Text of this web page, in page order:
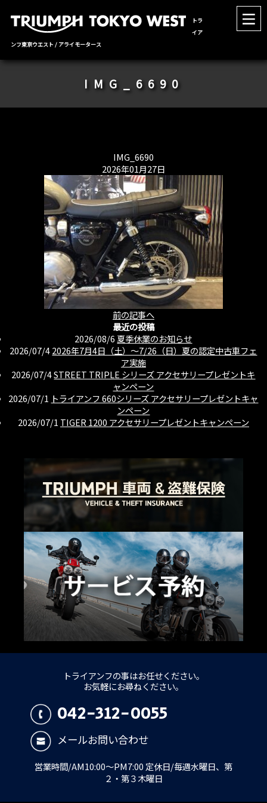
トラ
イア
ンフ東京ウエスト / アライモータース
IMG_6690
IMG_6690
2026年01月27日
前の記事へ
最近の投稿
2026/08/6 夏季休業のお知らせ
2026/07/42026年7月4日（土）〜7/26（日）夏の認定中古車フェ
ア実施
2026/07/4STREET TRIPLE シリーズ アクセサリープレゼントキ
ャンペーン
2026/07/1 トライアンフ 660シリーズ アクセサリープレゼントキャ
ンペーン
2026/07/1 TIGER 1200 アクセサリープレゼントキャンペーン
トライアンフの事はお任せください。
お気軽にお尋ねください。
042-312-0055
メールお問い合わせ
営業時間/AM10:00～PM7:00 定休日/毎週水曜日、第
２・第３木曜日